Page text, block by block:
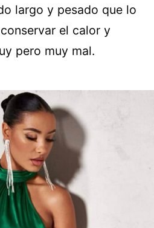
largo y pesado que lo
el calor y
pero muy mal.